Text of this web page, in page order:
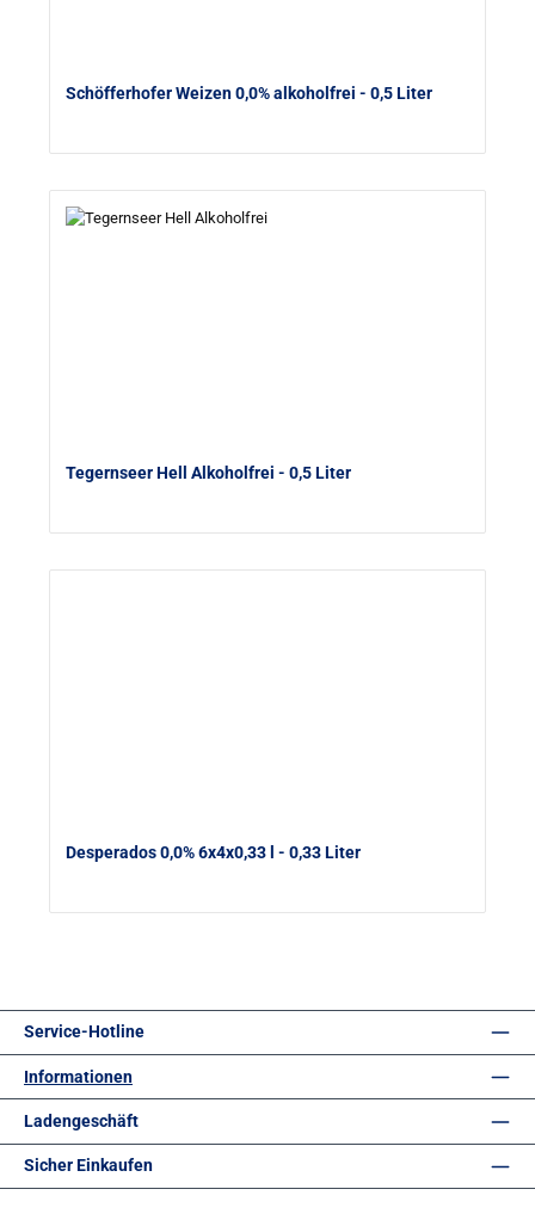
Schöfferhofer Weizen 0,0% alkoholfrei - 0,5 Liter
Tegernseer Hell Alkoholfrei - 0,5 Liter
Desperados 0,0% 6x4x0,33 l - 0,33 Liter
Service-Hotline
Informationen
Ladengeschäft
Sicher Einkaufen